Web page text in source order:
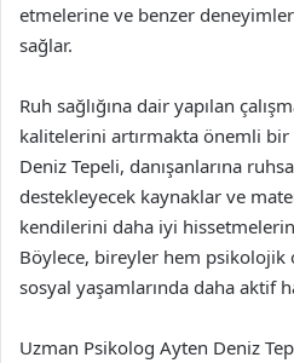
etmelerine ve benzer
sağlar.
Ruh sağlığına dair yapılan
kalitelerini artırmakta önemli bir
Deniz Tepeli, danışanlarına
destekleyecek kaynaklar ve
kendilerini daha iyi
Böylece, bireyler hem psikolojik
sosyal yaşamlarında daha aktif
Uzman Psikolog Ayten Deniz